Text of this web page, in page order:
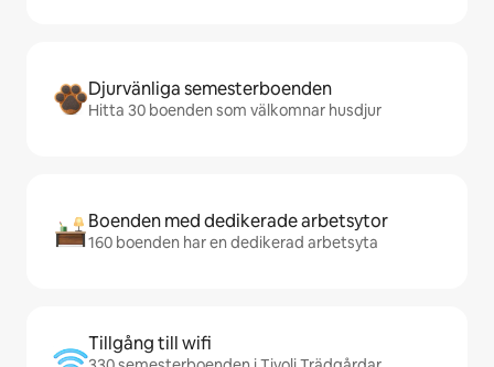
Djurvänliga semesterboenden
Hitta 30 boenden som välkomnar husdjur
Boenden med dedikerade arbetsytor
160 boenden har en dedikerad arbetsyta
Tillgång till wifi